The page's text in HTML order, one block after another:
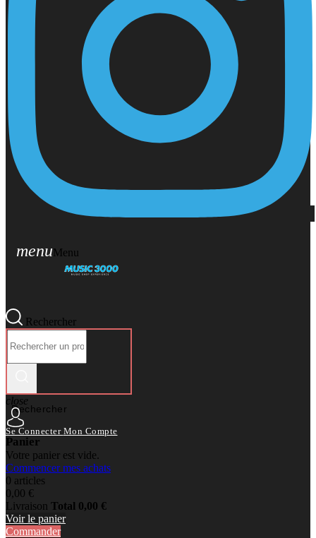
menuMenu
Rechercher
Rechercher
close
Se Connecter Mon Compte
Panier
Votre panier est vide.
Commencer mes achats
0 articles
0,00 €
Livraison Total 0,00 €
Voir le panier
Commander